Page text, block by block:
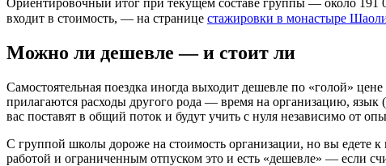
Ориентировочный итог при текущем составе группы — около 191
входит в стоимость, — на странице стажировки в монастыре
Можно ли дешевле — и стоит ли
Самостоятельная поездка иногда выходит дешевле по «голой»
прилагаются расходы другого рода — время на организацию, язык
вас поставят в общий поток и будут учить с нуля независимо от
С группой школы дороже на стоимость организации, но вы едете
работой и ограниченным отпуском это и есть «дешевле» — если